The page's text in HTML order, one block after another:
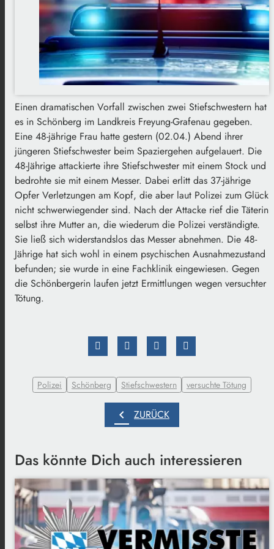
Einen dramatischen Vorfall zwischen zwei Stiefschwestern hat
es in Schönberg im Landkreis Freyung-Grafenau gegeben.
Eine 48-jährige Frau hatte gestern (02.04.) Abend ihrer
jüngeren Stiefschwester beim Spaziergehen aufgelauert. Die
48-Jährige attackierte ihre Stiefschwester mit einem Stock und
bedrohte sie mit einem Messer. Dabei erlitt das 37-jährige
Opfer Verletzungen am Kopf, die aber laut Polizei zum Glück
nicht schwerwiegender sind. Nach der Attacke rief die Täterin
selbst ihre Mutter an, die wiederum die Polizei verständigte.
Sie ließ sich widerstandslos das Messer abnehmen. Die 48-
Jährige hat sich wohl in einem psychischen Ausnahmezustand
befunden; sie wurde in eine Fachklinik eingewiesen. Gegen
die Schönbergerin laufen jetzt Ermittlungen wegen versuchter
Tötung.
Polizei Schönberg Stiefschwestern versuchte Tötung
chevron_left ZURÜCK
Das könnte Dich auch interessieren